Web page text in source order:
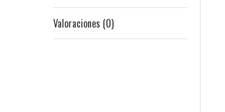
Valoraciones (0)